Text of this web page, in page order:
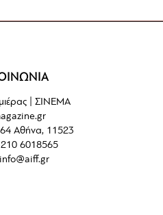
| ΣΙΝΕΜΑ
Αθήνα, 11523
210 6018565
info@aiff.gr